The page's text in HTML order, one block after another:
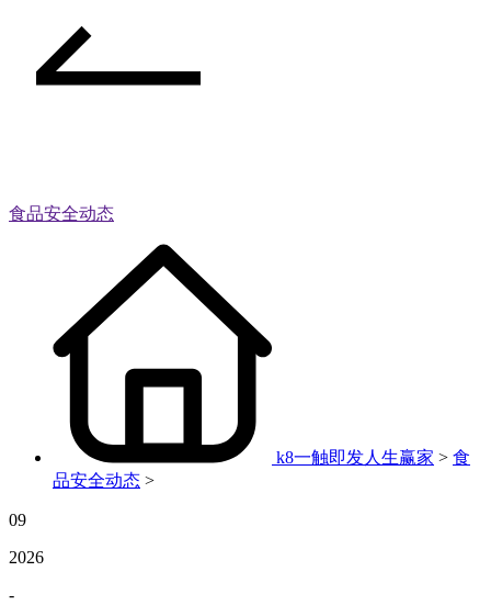
食品安全动态
k8一触即发人生赢家 > 食
品安全动态 >
09
2026
-